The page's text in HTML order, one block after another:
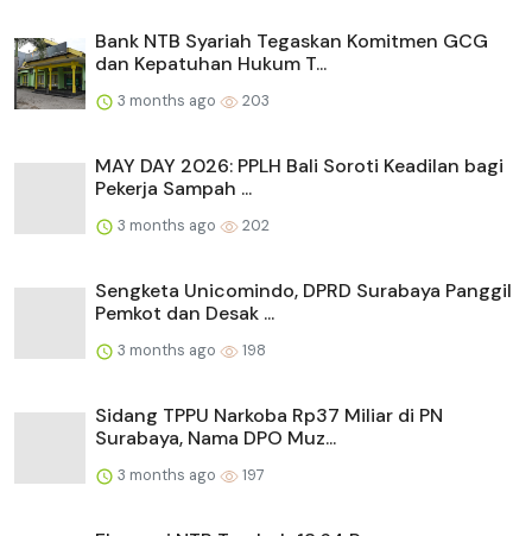
Bank NTB Syariah Tegaskan Komitmen GCG
dan Kepatuhan Hukum T...
3 months ago 203
MAY DAY 2026: PPLH Bali Soroti Keadilan bagi
Pekerja Sampah ...
3 months ago 202
Sengketa Unicomindo, DPRD Surabaya Panggil
Pemkot dan Desak ...
3 months ago 198
Sidang TPPU Narkoba Rp37 Miliar di PN
Surabaya, Nama DPO Muz...
3 months ago 197